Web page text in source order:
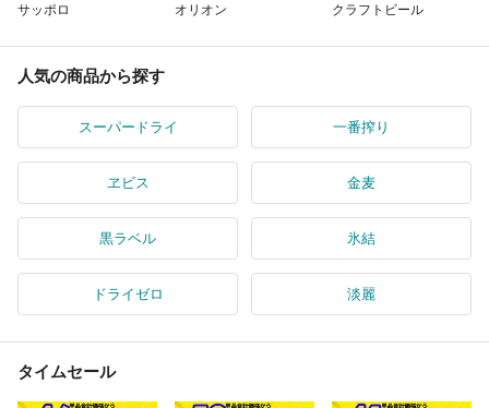
サッポロ オリオン クラフトビール
人気の商品から探す
スーパードライ 一番搾り
ヱビス 金麦
黒ラベル 氷結
ドライゼロ 淡麗
タイムセール